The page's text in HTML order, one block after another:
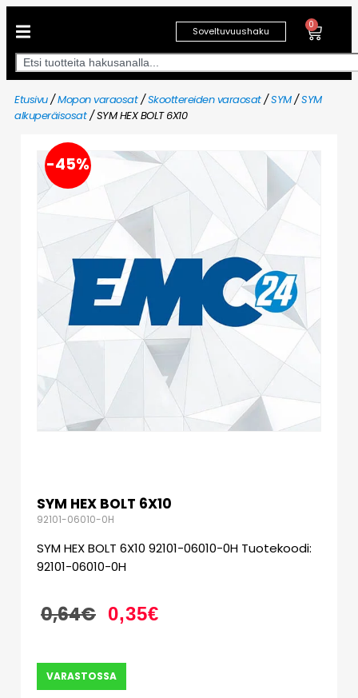
Soveltuvuushaku
0
Etusivu/Mopon varaosat/Skoottereiden varaosat/SYM/SYM
alkuperäisosat/ SYM HEX BOLT 6X10
-45%
SYM HEX BOLT 6X10
92101-06010-0H
SYM HEX BOLT 6X10 92101-06010-0H Tuotekoodi:
92101-06010-0H
0,64€ 0,35€
VARASTOSSA